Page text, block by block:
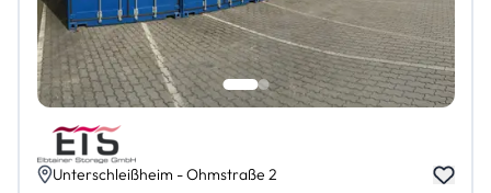
Unterschleißheim - Ohmstraße 2